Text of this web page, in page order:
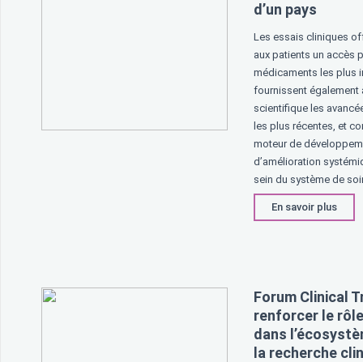
d’un pays
Les essais cliniques
aux patients un accès
médicaments les plus
fournissent également
scientifique les
les plus récentes, et
moteur de
d’amélioration
sein du système de
En savoir plus
Forum Clinical
renforcer le
dans
la recherche